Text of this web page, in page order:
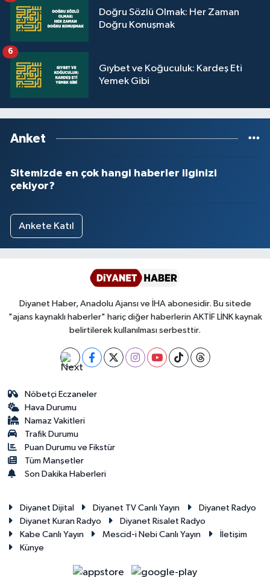
Doğru Sözlü Olmak: Her Zaman
Doğru Konuşmak
Gıybet ve Koğuculuk: Kardeş Eti
Yemek Gibi
6
Anket
Sitemizde en çok hangi haberler ilginizi
çekiyor?
Ankete Katıl
Diyanet Haber, Anadolu Ajansı ve İHA abonesidir. Bu sitede
"ajans kaynaklı haberler" hariç diğer haberlerin AKTİF LİNK kaynak
belirtilerek kullanılması serbesttir.
Nöbetçi Eczaneler
Hava Durumu
Namaz Vakitleri
Trafik Durumu
Puan Durumu ve Fikstür
Tüm Manşetler
Son Dakika Haberleri
Diyanet Dijital Diyanet TV Canlı Yayın
Diyanet Radyo
Diyanet Kuran Radyo
Diyanet Risalet Radyo
Kabe Canlı Yayın
Mescid-i Nebi Canlı Yayın
İletişim
Künye
Van Müftülüğü
Yozgat Müftülüğü
Zonguldak Müftülüğü